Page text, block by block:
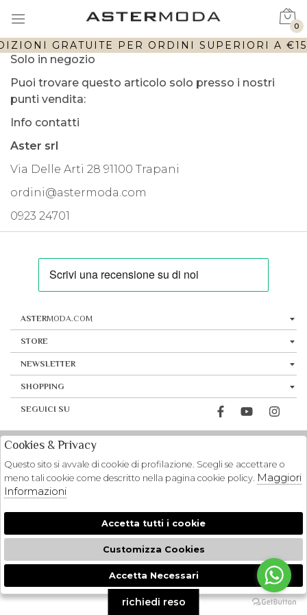
GRATUITE PER ORDINI SUPERIORI A
0
Solo in negozio
Puoi trovare questo articolo solo presso i nostri
punti vendita:
Info contatti
Aster srl
Via Delle Arti 28 91100 Trapani
ordini@astermoda.com
0923 24701
ASTERMODA.COM
STORE
NEWSLETTER
SHOPPING
SEGUICI SU
🍪
richiedi reso
Cookies & Privacy
Questo sito si avvale di cookie di profilazione. Scegli se accettare o
meno tali cookie come descritto nella pagina cookie policy. Maggiori
Informazioni
Accetta tutti i cookie
Customizza Cookies
Accetta Necessari